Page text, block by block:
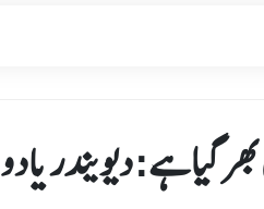
گیاہے:دیویندر یادو